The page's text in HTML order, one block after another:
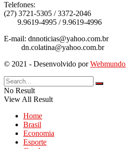
Telefones:
(27) 3721-5305 / 3372-2046
9.9619-4995 / 9.9619-4996
E-mail: dnnoticias@yahoo.com.br
dn.colatina@yahoo.com.br
© 2021 - Desenvolvido por
No Result
View All Result
Home
Brasil
Economia
Esporte